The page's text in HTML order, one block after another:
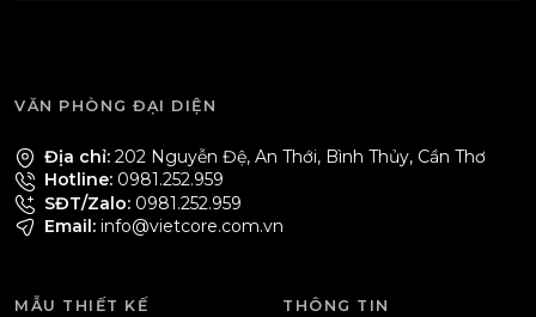
VĂN PHÒNG ĐẠI DIỆN
Địa chỉ: 202 Nguyễn Đệ, An Thới, Bình Thủy, Cần Thơ
Hotline: 0981.252.959
SĐT/Zalo: 0981.252.959
Email: info@vietcore.com.vn
MẪU THIẾT KẾ THÔNG TIN